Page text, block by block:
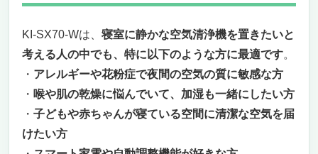
KI-SX70-Wは、 寝室に静かな空気清浄機を置きたいと
考える人の中でも、特に以下のような方に最適です。
・ アレルギーや花粉症で夜間の空気の質に敏感な方
・ 喉や肌の乾燥に悩んでいて、加湿も一緒にしたい方
・ 子どもや赤ちゃんが寝ている空間に清潔な空気を届
けたい方